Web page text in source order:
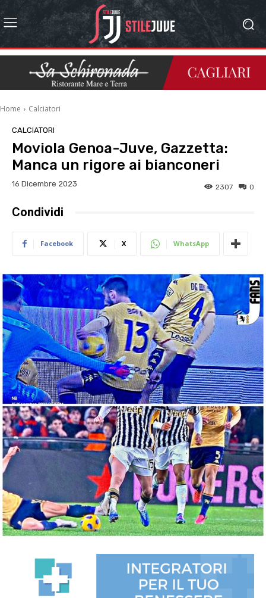
Home Calciatori
CALCIATORI
Moviola Genoa-Juve, Gazzetta:
Manca un rigore ai bianconeri
16 Dicembre 2023 0
2307
Condividi
Facebook X WhatsApp